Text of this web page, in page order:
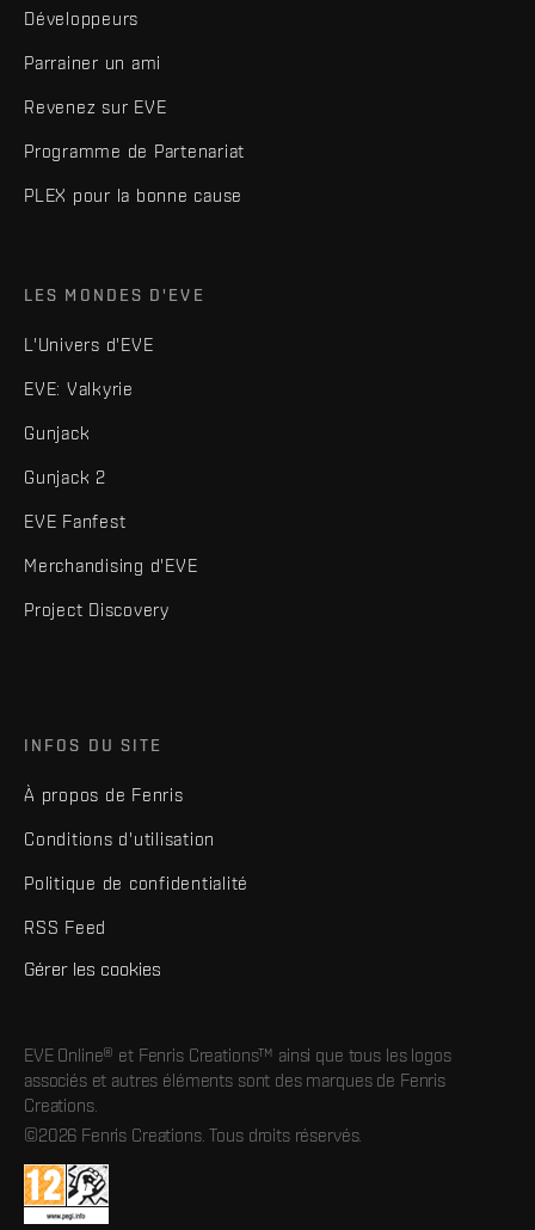
Développeurs
Parrainer un ami
Revenez sur EVE
Programme de Partenariat
PLEX pour la bonne cause
LES MONDES D'EVE
L'Univers d'EVE
EVE: Valkyrie
Gunjack
Gunjack 2
EVE Fanfest
Merchandising d'EVE
Project Discovery
INFOS DU SITE
À propos de Fenris
Conditions d'utilisation
Politique de confidentialité
RSS Feed
Gérer les cookies
EVE Online® et Fenris Creations™ ainsi que tous les logos
associés et autres éléments sont des marques de Fenris
Creations.
©2026 Fenris Creations. Tous droits réservés.